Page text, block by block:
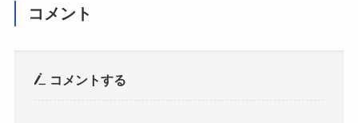
コメント
コメントする